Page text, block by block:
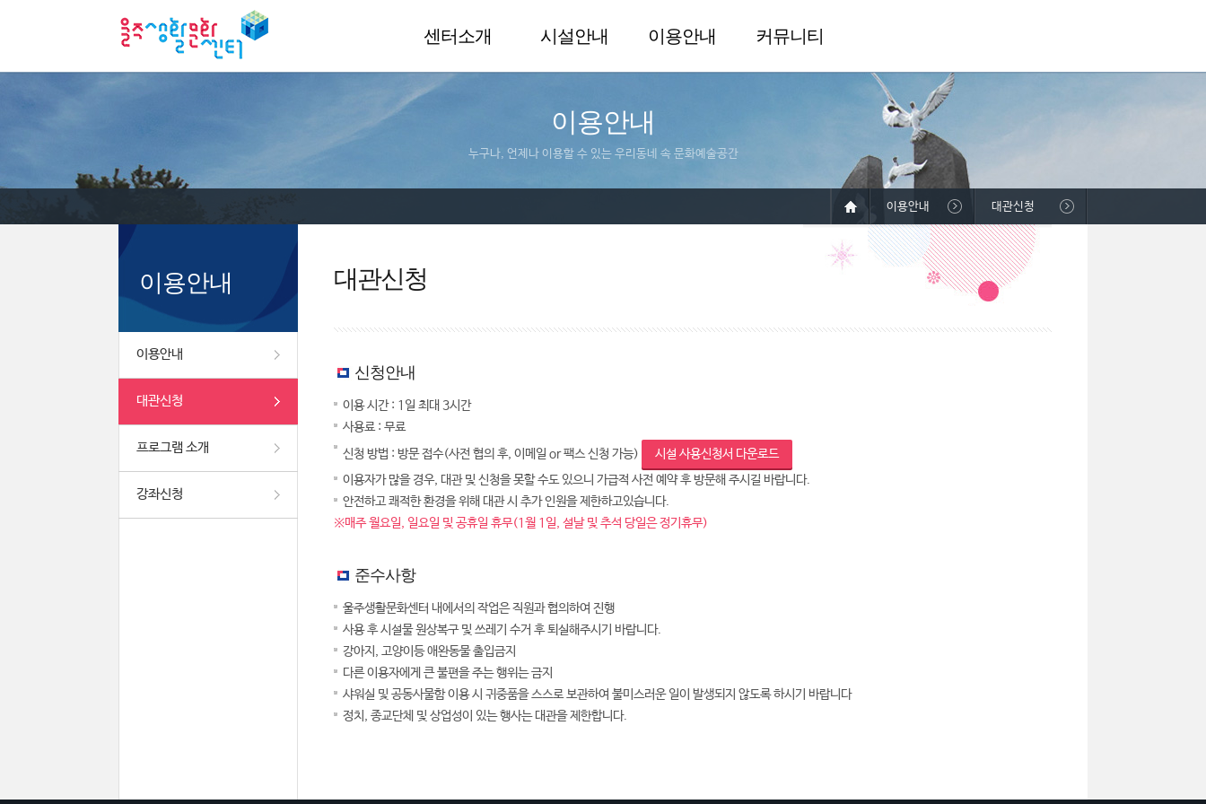
센터소개 시설안내 이용안내 커뮤니티
이용안내
누구나, 언제나 이용할 수 있는 우리동네 속 문화예술공간
이용안내
이용안내
대관신청
프로그램 소개
강좌신청
이용안내 대관신청
대관신청
신청안내
이용 시간 : 1일 최대 3시간
사용료 : 무료
신청 방법 : 방문 접수(사전 협의 후, 이메일 or 팩스 신청 가능)
시설 사용신청서 다운로드
이용자가 많을 경우, 대관 및 신청을 못할 수도 있으니 가급적 사전 예약 후 방문해 주시길 바랍니다.
안전하고 쾌적한 환경을 위해 대관 시 추가 인원을 제한하고있습니다.
※매주 월요일, 일요일 및 공휴일 휴무(1월 1일, 설날 및 추석 당일은 정기휴무)
준수사항
울주생활문화센터 내에서의 작업은 직원과 협의하여 진행
사용 후 시설물 원상복구 및 쓰레기 수거 후 퇴실해주시기 바랍니다.
강아지, 고양이등 애완동물 출입금지
다른 이용자에게 큰 불편을 주는 행위는 금지
샤워실 및 공동사물함 이용 시 귀중품을 스스로 보관하여 불미스러운 일이 발생되지 않도록 하시기 바랍니다
정치, 종교단체 및 상업성이 있는 행사는 대관을 제한합니다.